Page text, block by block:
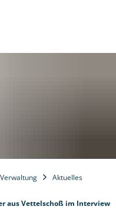
Verwaltung
Aktuelles
aus Vettelschoß im Interview